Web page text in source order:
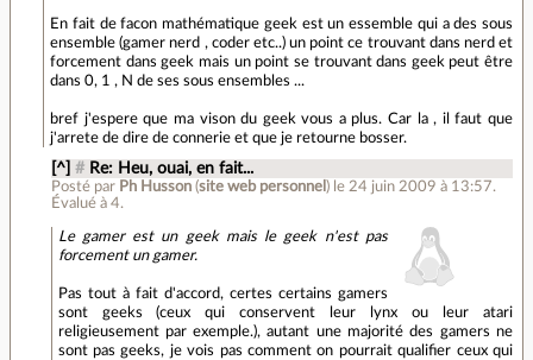
En fait de facon mathématique geek est un essemble qui a des sous
ensemble (gamer nerd , coder etc..) un point ce trouvant dans nerd et
forcement dans geek mais un point se trouvant dans geek peut être
dans 0, 1 , N de ses sous ensembles ...
bref j'espere que ma vison du geek vous a plus. Car la , il faut que
j'arrete de dire de connerie et que je retourne bosser.
[^] # Re: Heu, ouai, en fait...
Posté par Ph Husson(site web personnel ) le 24 juin 2009 à 13:57.
Évalué à 4.
Le gamer est un geek mais le geek n'est pas
forcement un gamer.
Pas tout à fait d'accord, certes certains gamers
sont geeks (ceux qui conservent leur lynx ou leur atari
religieusement par exemple.), autant une majorité des gamers ne
sont pas geeks, je vois pas comment on pourrait qualifier ceux qui